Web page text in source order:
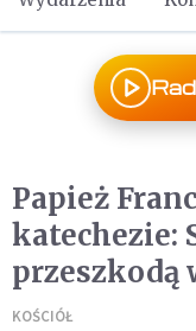
Papież
katechezie:
przeszkodą
KOŚCIÓŁ